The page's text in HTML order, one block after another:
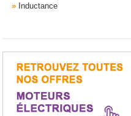
Inductance